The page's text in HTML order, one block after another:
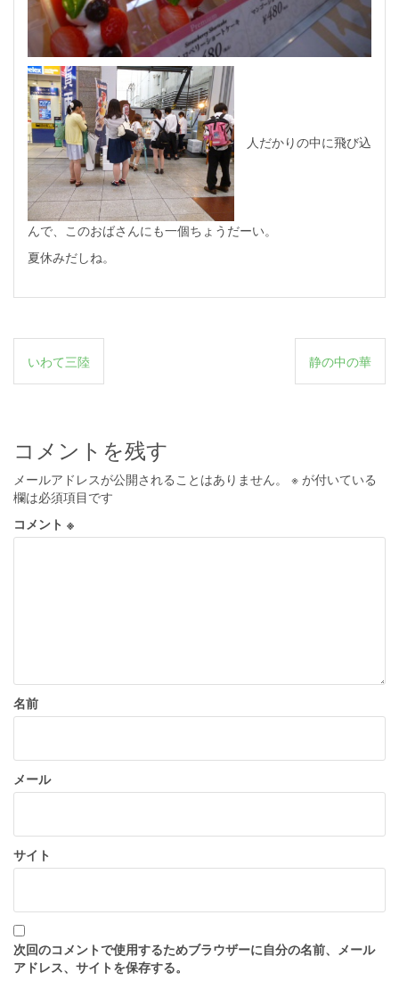
人だかりの中に飛び込
んで、このおばさんにも一個ちょうだーい。
夏休みだしね。
投
稿
ビ
ゲ
ー
シ
いわて三陸 静の中の華
コメントを残す
メールアドレスが公開されることはありません。 ※ が付いている
欄は必須項目です
コメント ※
名前
メール
サイト
次回のコメントで使用するためブラウザーに自分の名前、メール
アドレス、サイトを保存する。